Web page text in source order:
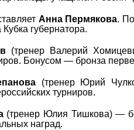
Анна Пермякова.
губернатора.
(тренер Валерий
Бонусом — бронза
(тренер Юрий
турниров.
(тренер Юлия Тишкова) —
наград.